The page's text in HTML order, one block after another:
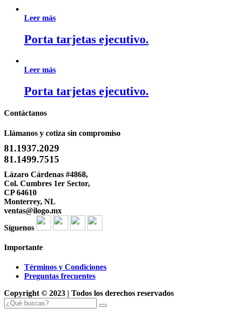
Leer más
Porta tarjetas ejecutivo.
Leer más
Porta tarjetas ejecutivo.
Contáctanos
Llámanos y cotiza sin compromiso
81.1937.2029
81.1499.7515
Lázaro Cárdenas #4868,
Col. Cumbres 1er Sector,
CP 64610
Monterrey, NL
ventas@ilogo.mx
Síguenos
Importante
Términos y Condiciones
Preguntas frecuentes
Copyright © 2023 | Todos los derechos reservados